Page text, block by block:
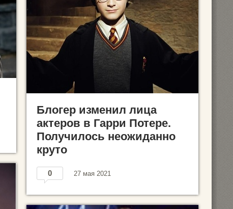
Блогер изменил лица
актеров в Гарри Потере.
Получилось неожиданно
круто
0 27 мая 2021